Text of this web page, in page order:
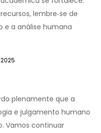
lembre‑se de
e a análise humana
plenamente que a
e julgamento humano
Vamos continuar